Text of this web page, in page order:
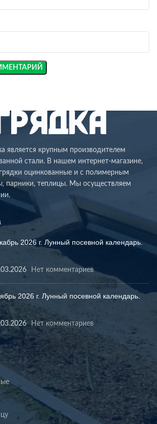
является крупным производителем
стали. В нашем интернет-магазине,
оцинкованные и с полимерным
парники, теплицы. Мы осуществляем
2026 г. Лунный посевной календарь.
Нет комментариев
2026 г. Лунный посевной календарь.
Нет комментариев